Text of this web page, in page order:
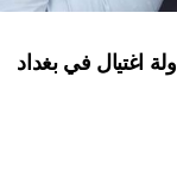
اغتيال في بغداد